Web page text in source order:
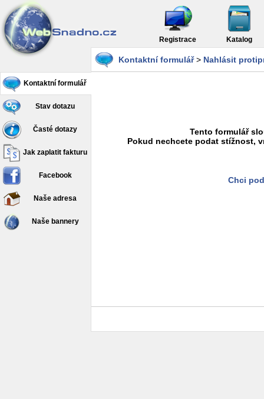
Registrace Katalog
Kontaktní formulář
Stav dotazu
Časté dotazy
Jak zaplatit fakturu
Facebook
Naše adresa
Naše bannery
Kontaktní formulář> Nahlásit
Tento formulář
Pokud nechcete podat stížnost,
Chci